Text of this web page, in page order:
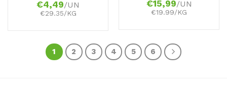
€4,49/UN
€29.35/KG
€15,99/UN
€19.99/KG
1 2 3 4 5 6